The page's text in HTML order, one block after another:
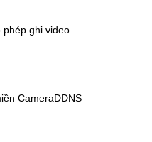
ghi video
CameraDDNS